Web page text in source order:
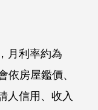
月利率約為
依房屋鑑價、
人信用、收入